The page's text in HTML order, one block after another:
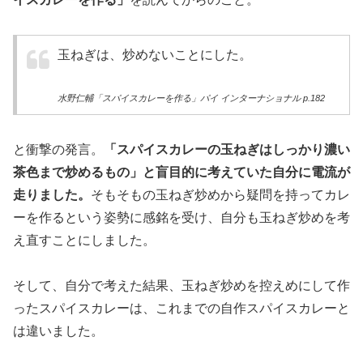
玉ねぎは、炒めないことにした。
水野仁輔「スパイスカレーを作る」パイ インターナショナル p.182
と衝撃の発言。
「スパイスカレーの玉ねぎはしっかり濃い
茶色まで炒めるもの」と盲目的に考えていた自分に電流が
走りました。 そもそもの玉ねぎ炒めから疑問を持ってカレ
ーを作るという姿勢に感銘を受け、自分も玉ねぎ炒めを考
え直すことにしました。
そして、自分で考えた結果、玉ねぎ炒めを控えめにして作
ったスパイスカレーは、これまでの自作スパイスカレーと
は違いました。